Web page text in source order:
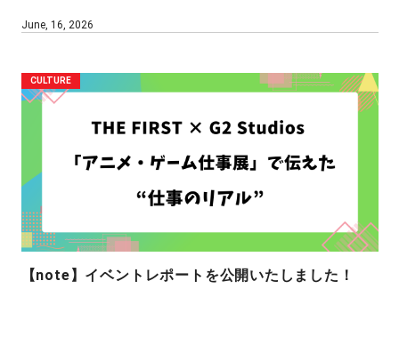
June, 16, 2026
CULTURE
【note】イベントレポートを公開いたしました！